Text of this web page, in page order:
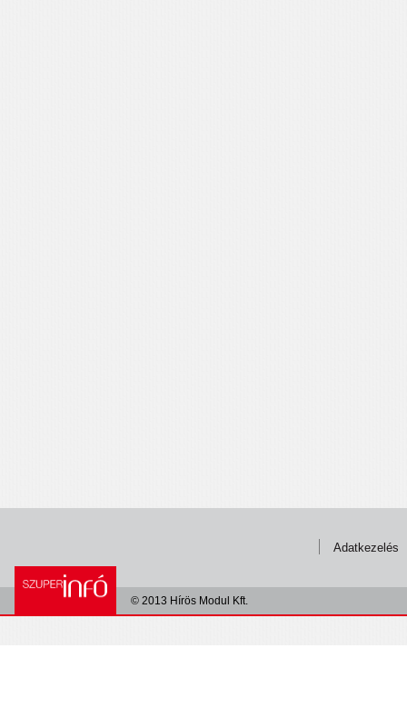
Adatkezelés
© 2013 Hírös Modul Kft.